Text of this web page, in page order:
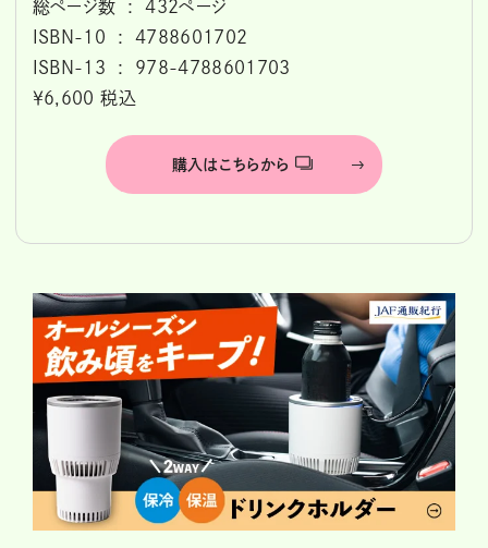
総ページ数 ‏ : ‎ 432ページ
ISBN-10 ‏ : ‎ 4788601702
ISBN-13 ‏ : ‎ 978-4788601703
￥6,600 税込
購入はこちらから